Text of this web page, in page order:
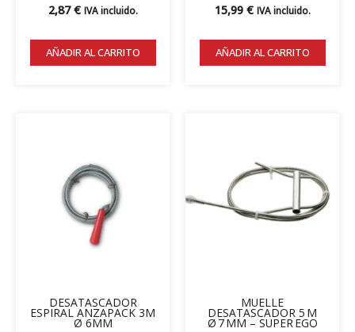
2,87€ IVA incluido.
AÑADIR AL CARRITO
15,99 € IVA incluido.
AÑADIR AL CARRITO
DESATASCADOR
ESPIRAL ANZAPACK 3M
Ø 6MM
MUELLE
DESATASCADOR 5 M
Ø 7 MM – SUPER EGO